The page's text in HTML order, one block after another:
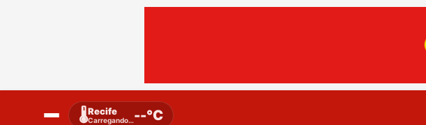
🌡️Recife
Carregando…--°C